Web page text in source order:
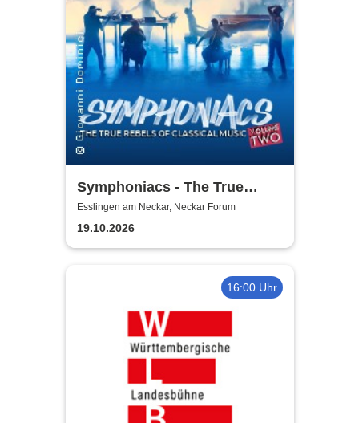
Symphoniacs - The True
Rebels Of Classical Music
Esslingen am Neckar, Neckar Forum
19.10.2026
16:00 Uhr